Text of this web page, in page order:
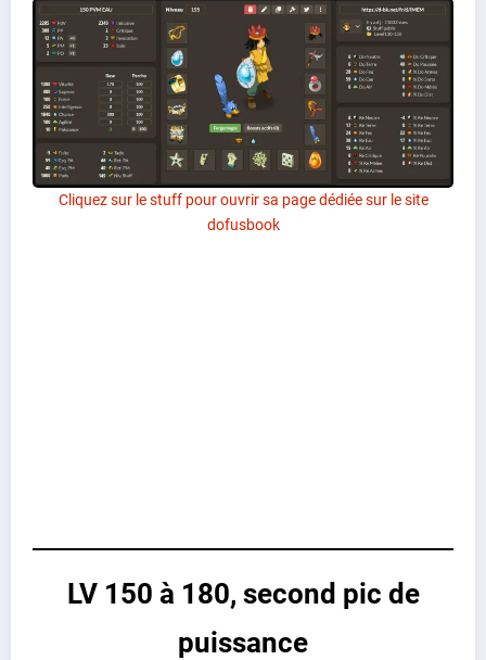
Cliquez sur le stuff pour ouvrir sa page dédiée sur le site
dofusbook
LV 150 à 180, second pic de
puissance